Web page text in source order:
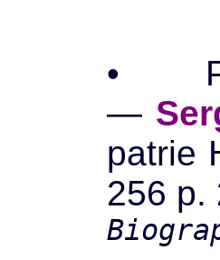
•
—
patrie
256 p.